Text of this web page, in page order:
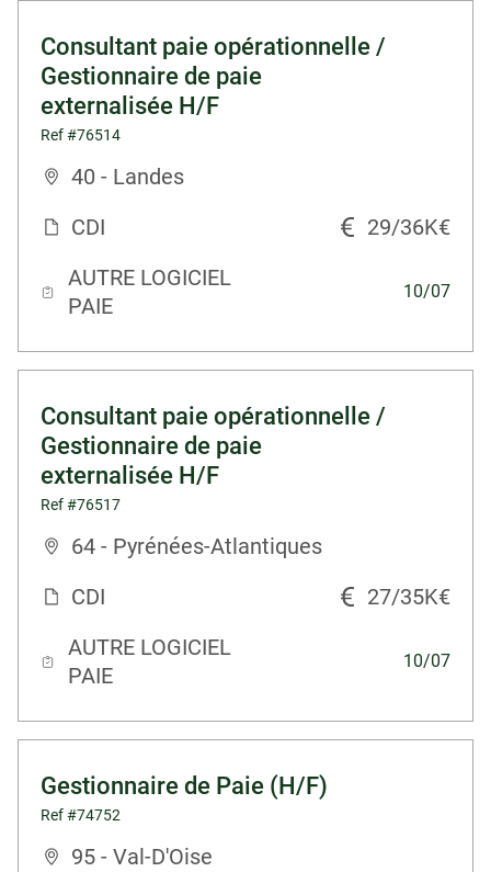
Consultant paie opérationnelle /
Gestionnaire de paie
externalisée H/F
Ref #76514
40 - Landes
CDI
29/36K€
AUTRE LOGICIEL
PAIE
10/07
Consultant paie opérationnelle /
Gestionnaire de paie
externalisée H/F
Ref #76517
64 - Pyrénées-Atlantiques
CDI
27/35K€
AUTRE LOGICIEL
PAIE
10/07
Gestionnaire de Paie (H/F)
Ref #74752
95 - Val-D'Oise